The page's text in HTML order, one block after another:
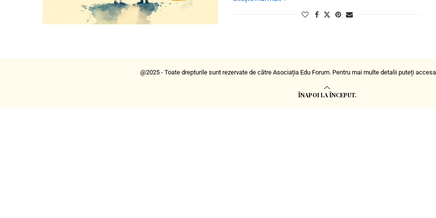
@2025 - Toate drepturile sunt rezervate de către Asociația Edu Forum. Pentru mai multe detalii puteți accesa
ÎNAPOI LA ÎNCEPUT.